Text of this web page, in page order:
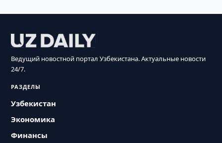
Ведущий новостной портал Узбекистана. Актуальные новости
24/7.
РАЗДЕЛЫ
Узбекистан
Экономика
Финансы